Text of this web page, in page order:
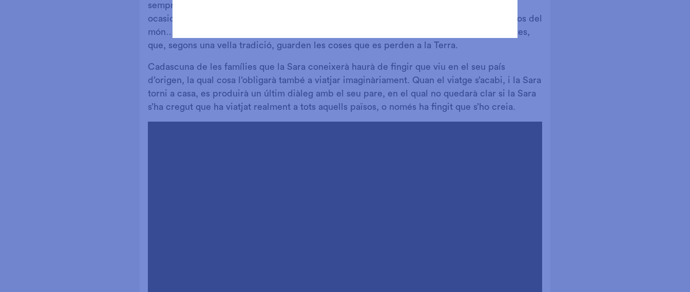
sempre, un conte ambientat a la seva cultura.Aquest esquema es repetirà en diverses
ocasions. Gràcies a la col·laboració d’altres veïns, la Sara també visitarà molts altres països del
món… i, en un últim gir fantàstic, somiarà que arriba a la lluna, on parlarà amb els selenites,
que, segons una vella tradició, guarden les coses que es perden a la Terra.
Cadascuna de les famílies que la Sara coneixerà haurà de fingir que viu en el seu país
d’origen, la qual cosa l’obligarà també a viatjar imaginàriament. Quan el viatge s’acabi, i la Sara
torni a casa, es produirà un últim diàleg amb el seu pare, en el qual no quedarà clar si la Sara
s’ha cregut que ha viatjat realment a tots aquells països, o només ha fingit que s’ho creia.